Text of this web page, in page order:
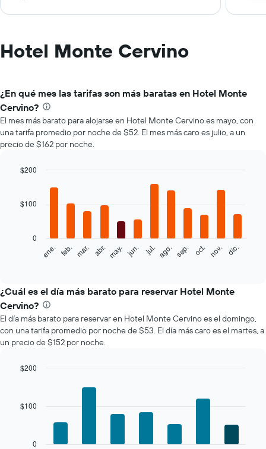
Hotel Monte Cervino
¿En qué mes las tarifas son más baratas en Hotel Monte
Cervino?
El mes más barato para alojarse en Hotel Monte Cervino es mayo, con
una tarifa promedio por noche de $52. El mes más caro es julio, a un
precio de $162 por noche.
with
siguiente
el
precio
promedio
de
una
habitación
mes
muestra
ene. feb. mar. abr. may. jun. jul. ago. sep. oct. nov. dic.
0
$100
$200
¿Cuál es el día más barato para reservar Hotel Monte
Cervino?
El día más barato para reservar en Hotel Monte Cervino es el domingo,
con una tarifa promedio por noche de $53. El día más caro es el martes, a
un precio de $152 por noche.
0
$100
$200